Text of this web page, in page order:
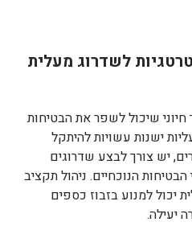
לשדרוג מעלית
שיכול לשפר את הבטיחות
ישנות עשויות להיתקל
יש צורך לבצע שדרוגים
הנוכחיים. ניהול תקציב
למנוע בזבוז כספים
יעילה.